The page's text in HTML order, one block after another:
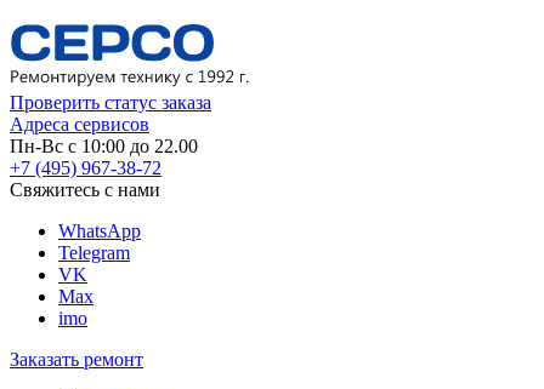
Проверить статус заказа
Адреса сервисов
Пн-Вс с 10:00 до 22.00
+7 (495) 967-38-72
Свяжитесь с нами
WhatsApp
Telegram
VK
Max
imo
Заказать ремонт